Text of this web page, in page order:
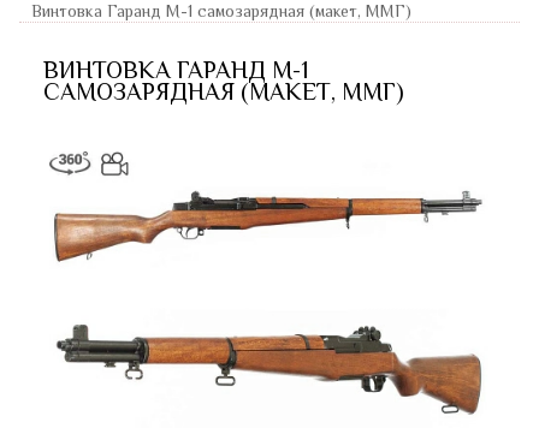
Винтовка Гаранд M-1 самозарядная (макет, ММГ)
ВИНТОВКА ГАРАНД M-1
САМОЗАРЯДНАЯ (МАКЕТ, ММГ)